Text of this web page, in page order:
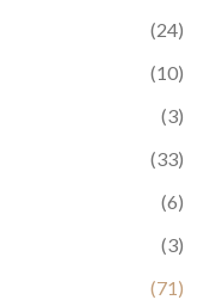
(24)
(10)
(3)
(33)
(6)
(3)
(71)